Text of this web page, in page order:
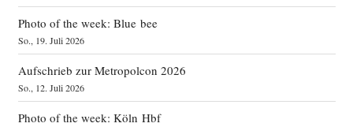
Photo of the week: Blue bee
So., 19. Juli 2026
Aufschrieb zur Metropolcon 2026
So., 12. Juli 2026
Photo of the week: Köln Hbf